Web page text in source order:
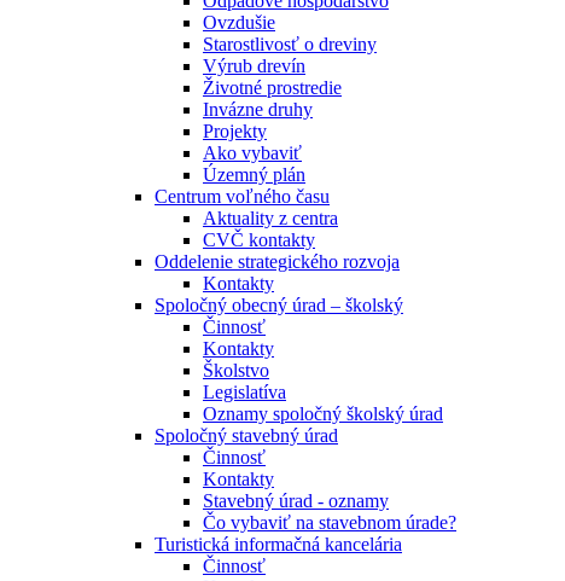
Ovzdušie
Starostlivosť o dreviny
Výrub drevín
Životné prostredie
Invázne druhy
Projekty
Ako vybaviť
Územný plán
Centrum voľného času
Aktuality z centra
CVČ kontakty
Oddelenie strategického rozvoja
Kontakty
Spoločný obecný úrad – školský
Činnosť
Kontakty
Školstvo
Legislatíva
Oznamy spoločný školský úrad
Spoločný stavebný úrad
Činnosť
Kontakty
Stavebný úrad - oznamy
Čo vybaviť na stavebnom úrade?
Turistická informačná kancelária
Činnosť